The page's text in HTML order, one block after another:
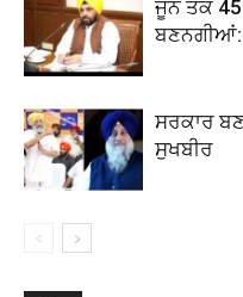
ਜੂਨ ਤੱਕ 45
ਸਰਕਾਰ
ਸੁਖਬੀਰ